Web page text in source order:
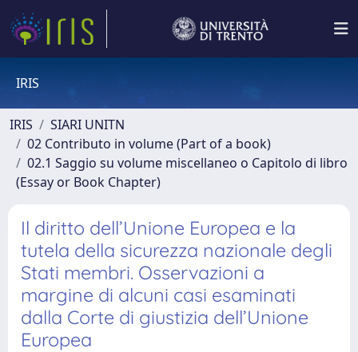
IRIS
IRIS
SIARI UNITN
02 Contributo in volume (Part of a book)
02.1 Saggio su volume miscellaneo o Capitolo di libro
(Essay or Book Chapter)
Il diritto dell’Unione Europea e la
tutela della sicurezza nazionale degli
Stati membri. Osservazioni a
margine di alcuni casi esaminati
dalla Corte di giustizia dell’Unione
Europea